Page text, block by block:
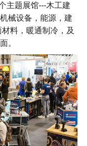
主题展馆---木工建
械设备，能源，建
料，暖通制冷，及
。